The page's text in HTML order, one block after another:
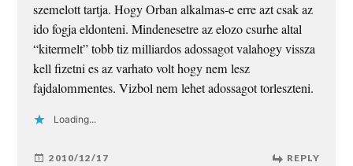
szemelott tartja. Hogy Orban alkalmas-e erre azt csak az
ido fogja eldonteni. Mindenesetre az elozo csurhe altal
“kitermelt” tobb tiz milliardos adossagot valahogy vissza
kell fizetni es az varhato volt hogy nem lesz
fajdalommentes. Vizbol nem lehet adossagot torleszteni.
Loading...
2010/12/17 REPLY